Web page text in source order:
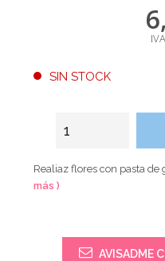
SIN STOCK
Realiaz flores con pasta
más )
AVISADME